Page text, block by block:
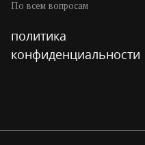
По всем вопросам
политика
конфиденциальности